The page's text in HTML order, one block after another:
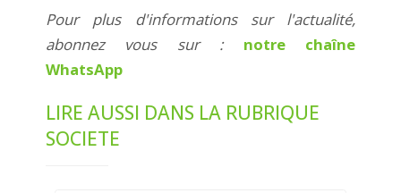
Pour plus d'informations sur l'actualité,
abonnez vous sur : notre chaîne
WhatsApp
LIRE AUSSI DANS LA RUBRIQUE
SOCIETE